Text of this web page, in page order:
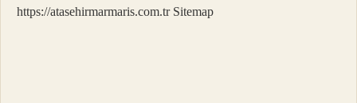
https://atasehirmarmaris.com.tr Sitemap